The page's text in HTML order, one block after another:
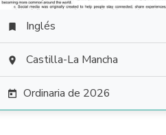
 Inglés
 Castilla-La Mancha
 Ordinaria de 2026